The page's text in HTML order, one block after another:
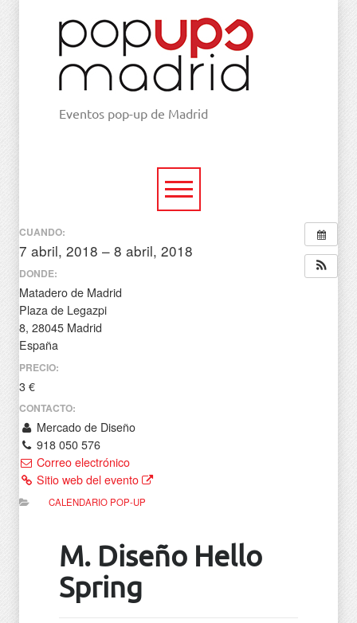
Eventos pop-up de Madrid
CUANDO:
7 abril, 2018 – 8 abril, 2018
DONDE:
Matadero de Madrid
Plaza de Legazpi
8, 28045 Madrid
España
PRECIO:
3 €
CONTACTO:
Mercado de Diseño
918 050 576
Correo electrónico
Sitio web del evento
CALENDARIO POP-UP
M. Diseño Hello
Spring